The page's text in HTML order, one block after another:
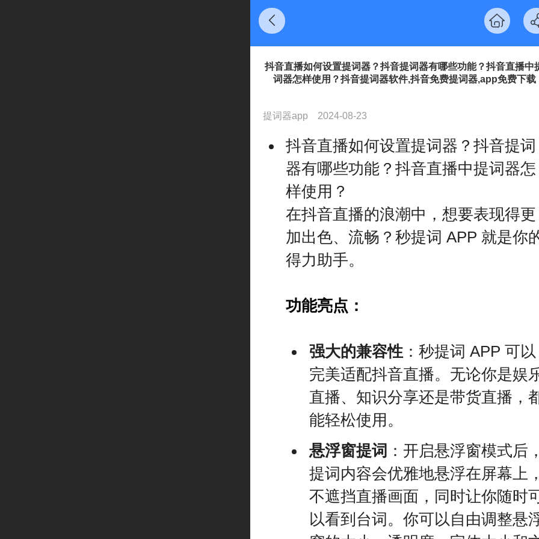
抖音直播如何设置提词器？抖音提词器有哪些功能？抖音直播中
词器怎样使用？抖音提词器软件,抖音免费提词器,app免费下载
提词器app 2024-08-23
抖音直播如何设置提词器？抖音提词
器有哪些功能？抖音直播中提词器怎
样使用？
在抖音直播的浪潮中，想要表现得更
加出色、流畅？秒提词 APP 就是你
得力助手。
功能亮点：
强大的兼容性：秒提词 APP 可以
完美适配抖音直播。无论你是娱
直播、知识分享还是带货直播，
能轻松使用。
悬浮窗提词 ：开启悬浮窗模式后
提词内容会优雅地悬浮在屏幕上
不遮挡直播画面，同时让你随时
以看到台词。你可以自由调整悬